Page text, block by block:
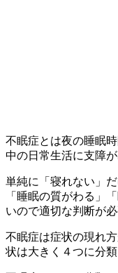
不眠症とは夜の睡眠
中の日常生活に支障
単純に「寝れない」
「睡眠の質がわる」
いので適切な判断が必
不眠症は症状の現れ
状は大きく４つに分類